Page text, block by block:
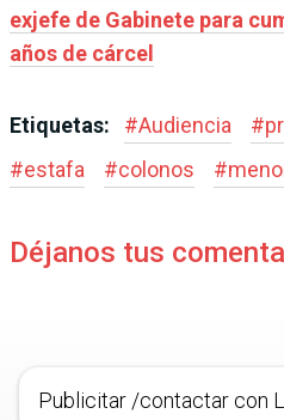
exjefe de Gabinete para
años de cárcel
Etiquetas: #Audiencia #
#estafa #colonos #
Déjanos tus
Publicitar /contactar con